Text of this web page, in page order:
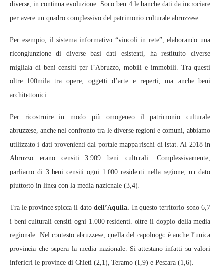
diverse, in continua evoluzione. Sono ben 4 le banche dati da incrociare
per avere un quadro complessivo del patrimonio culturale abruzzese.
Per esempio, il sistema informativo “vincoli in rete”, elaborando una
ricongiunzione di diverse basi dati esistenti, ha restituito diverse
migliaia di beni censiti per l’Abruzzo, mobili e immobili. Tra questi
oltre 100mila tra opere, oggetti d’arte e reperti, ma anche beni
architettonici.
Per ricostruire in modo più omogeneo il patrimonio culturale
abruzzese, anche nel confronto tra le diverse regioni e comuni, abbiamo
utilizzato i dati provenienti dal portale mappa rischi di Istat. Al 2018 in
Abruzzo erano censiti 3.909 beni culturali. Complessivamente,
parliamo di 3 beni censiti ogni 1.000 residenti nella regione, un dato
piuttosto in linea con la media nazionale (3,4).
Tra le province spicca il datodell’Aquila. In questo territorio sono 6,7
i beni culturali censiti ogni 1.000 residenti, oltre il doppio della media
regionale. Nel contesto abruzzese, quella del capoluogo è anche l’unica
provincia che supera la media nazionale. Si attestano infatti su valori
inferiori le province di Chieti (2,1), Teramo (1,9) e Pescara (1,6).